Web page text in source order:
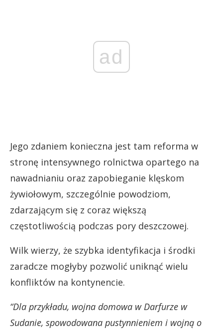
ad
Jego zdaniem konieczna jest tam reforma w
stronę intensywnego rolnictwa opartego na
nawadnianiu oraz zapobieganie klęskom
żywiołowym, szczególnie powodziom,
zdarzającym się z coraz większą
częstotliwością podczas pory deszczowej.
Wilk wierzy, że szybka identyfikacja i środki
zaradcze mogłyby pozwolić uniknąć wielu
konfliktów na kontynencie.
“Dla przykładu, wojna domowa w Darfurze w
Sudanie, spowodowana pustynnieniem i wojną o